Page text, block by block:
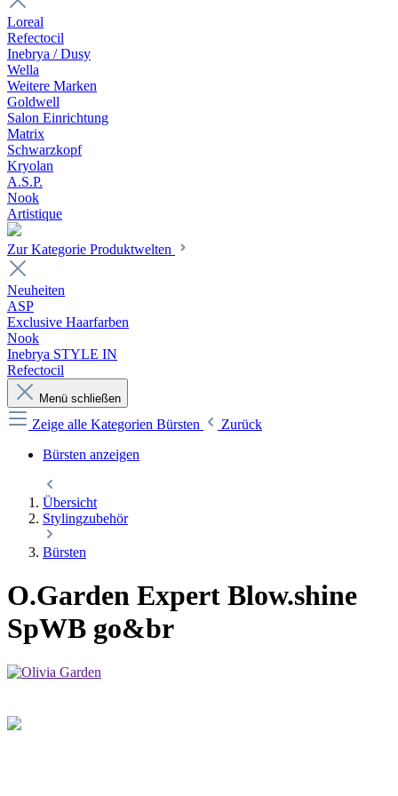
Loreal
Refectocil
Inebrya / Dusy
Wella
Weitere Marken
Goldwell
Salon Einrichtung
Matrix
Schwarzkopf
Kryolan
A.S.P.
Nook
Artistique
Zur Kategorie Produktwelten
Neuheiten
ASP
Exclusive Haarfarben
Nook
Inebrya STYLE IN
Refectocil
Menü schließen
Zeige alle Kategorien Bürsten
Zurück
Bürsten anzeigen
Übersicht
Stylingzubehör
Bürsten
O.Garden Expert Blow.shine
SpWB go&br